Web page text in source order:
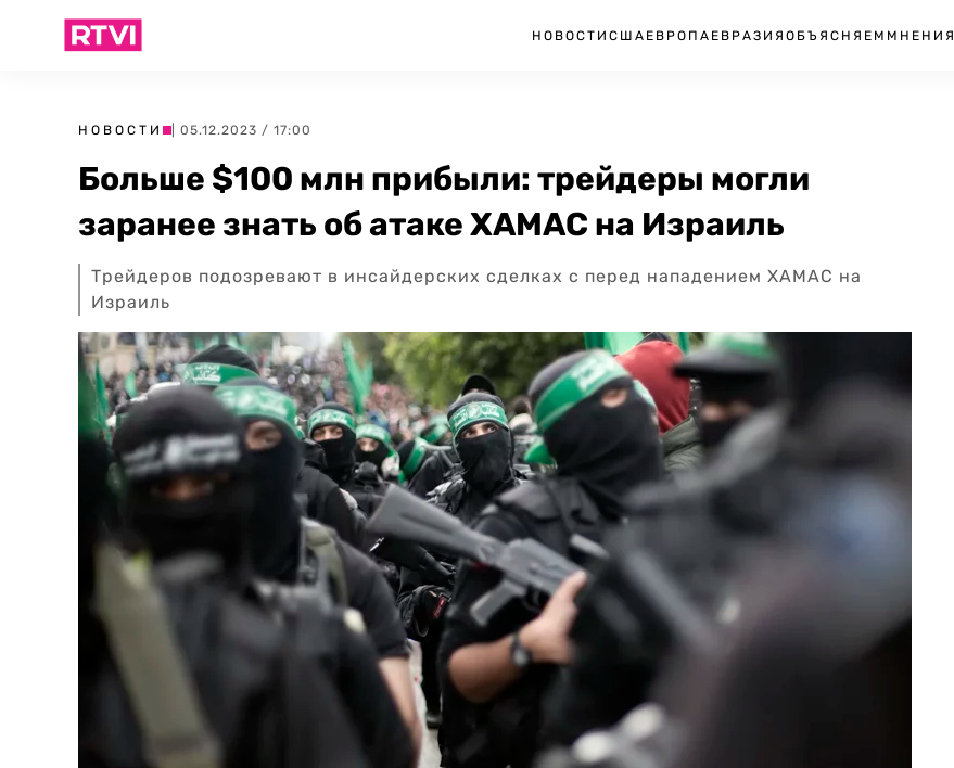
НОВОСТИ США ЕВРОПА ЕВРАЗИЯ ОБЪЯСНЯЕМ МНЕНИЯ
НОВОСТИ | 05.12.2023 / 17:00
Больше $100 млн прибыли: трейдеры могли
заранее знать об атаке ХАМАС на Израиль
Трейдеров подозревают в инсайдерских сделках с перед нападением ХАМАС на
Израиль